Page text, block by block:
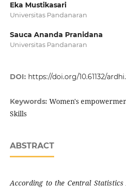
Eka Mustikasari
Universitas Pandanaran
Sauca Ananda Pranidana
Universitas Pandanaran
DOI: https://doi.org/10.61132/
Keywords: Women's
Skills
ABSTRACT
According to the Central Statistics